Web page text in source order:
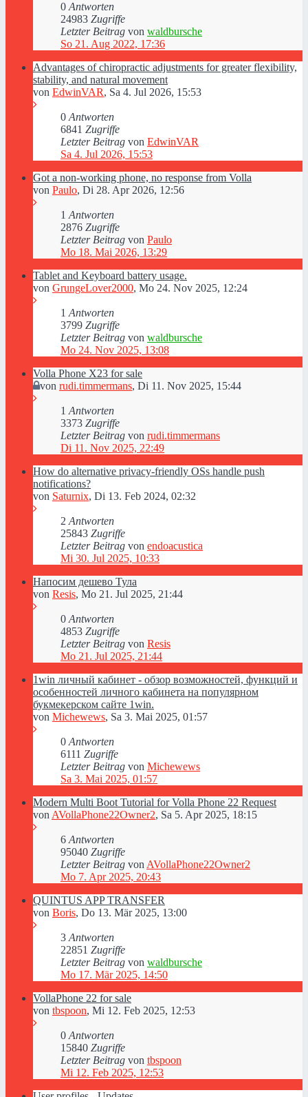
0 Antworten
24983 Zugriffe
Letzter Beitrag von waldbursche
So 21. Aug 2022, 17:36
Advantages of chiropractic adjustments for greater flexibility,
stability, and natural movement
von EdwinVAR, Sa 4. Jul 2026, 15:53
0 Antworten
6841 Zugriffe
Letzter Beitrag von EdwinVAR
Sa 4. Jul 2026, 15:53
Got a non-working phone, no response from Volla
von Paulo, Di 28. Apr 2026, 12:56
1 Antworten
2876 Zugriffe
Letzter Beitrag von Paulo
Mo 18. Mai 2026, 13:29
Tablet and Keyboard battery usage.
von GrungeLover2000, Mo 24. Nov 2025, 12:24
1 Antworten
3799 Zugriffe
Letzter Beitrag von waldbursche
Mo 24. Nov 2025, 13:08
Volla Phone X23 for sale
von rudi.timmermans, Di 11. Nov 2025, 15:44
1 Antworten
3373 Zugriffe
Letzter Beitrag von rudi.timmermans
Di 11. Nov 2025, 22:49
How do alternative privacy-friendly OSs handle push
notifications?
von Saturnix, Di 13. Feb 2024, 02:32
2 Antworten
25843 Zugriffe
Letzter Beitrag von endoacustica
Mi 30. Jul 2025, 10:33
Напосим дешево Тула
von Resis, Mo 21. Jul 2025, 21:44
0 Antworten
4853 Zugriffe
Letzter Beitrag von Resis
Mo 21. Jul 2025, 21:44
1win личный кабинет - обзор возможностей, функций и
особенностей личного кабинета на популярном
букмекерском сайте 1win.
von Michewews, Sa 3. Mai 2025, 01:57
0 Antworten
6111 Zugriffe
Letzter Beitrag von Michewews
Sa 3. Mai 2025, 01:57
Modern Multi Boot Tutorial for Volla Phone 22 Request
von AVollaPhone22Owner2, Sa 5. Apr 2025, 18:15
6 Antworten
95040 Zugriffe
Letzter Beitrag von AVollaPhone22Owner2
Mo 7. Apr 2025, 20:43
QUINTUS APP TRANSFER
von Boris, Do 13. Mär 2025, 13:00
3 Antworten
22851 Zugriffe
Letzter Beitrag von waldbursche
Mo 17. Mär 2025, 14:50
VollaPhone 22 for sale
von tbspoon, Mi 12. Feb 2025, 12:53
0 Antworten
15840 Zugriffe
Letzter Beitrag von tbspoon
Mi 12. Feb 2025, 12:53